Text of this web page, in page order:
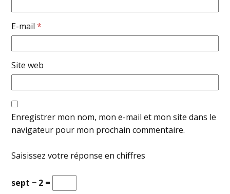
E-mail*
Site web
Enregistrer mon nom, mon e-mail et mon site dans le
navigateur pour mon prochain commentaire.
Saisissez votre réponse en chiffres
sept − 2 =